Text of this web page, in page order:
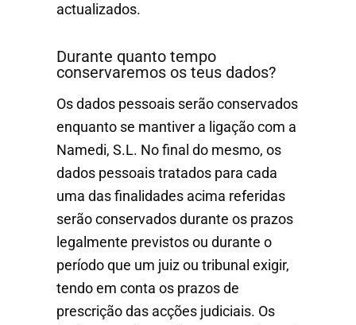
actualizados.
Durante quanto tempo
conservaremos os teus dados?
Os dados pessoais serão conservados
enquanto se mantiver a ligação com a
Namedi, S.L. No final do mesmo, os
dados pessoais tratados para cada
uma das finalidades acima referidas
serão conservados durante os prazos
legalmente previstos ou durante o
período que um juiz ou tribunal exigir,
tendo em conta os prazos de
prescrição das acções judiciais. Os